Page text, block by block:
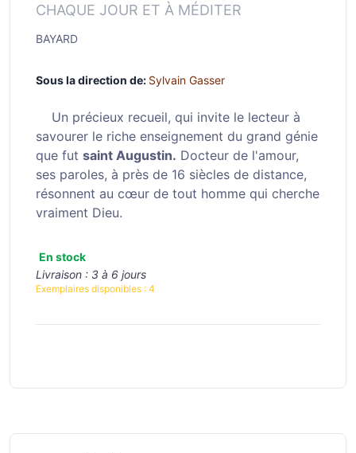
CHAQUE JOUR ET À MÉDITER
BAYARD
Sous la direction de: Sylvain Gasser
Un précieux recueil, qui invite le lecteur à
savourer le riche enseignement du grand génie
que fut saint Augustin. Docteur de l'amour,
ses paroles, à près de 16 siècles de distance,
résonnent au cœur de tout homme qui cherche
vraiment Dieu.
En stock
Livraison : 3 à 6 jours
Exemplaires disponibles : 4